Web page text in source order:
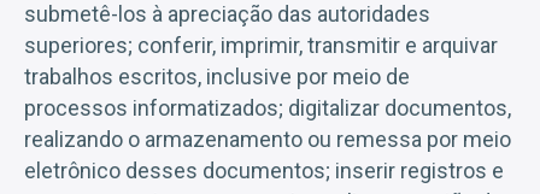
submetê-los à apreciação das autoridades
superiores; conferir, imprimir, transmitir e arquivar
trabalhos escritos, inclusive por meio de
processos informatizados; digitalizar documentos,
realizando o armazenamento ou remessa por meio
eletrônico desses documentos; inserir registros e